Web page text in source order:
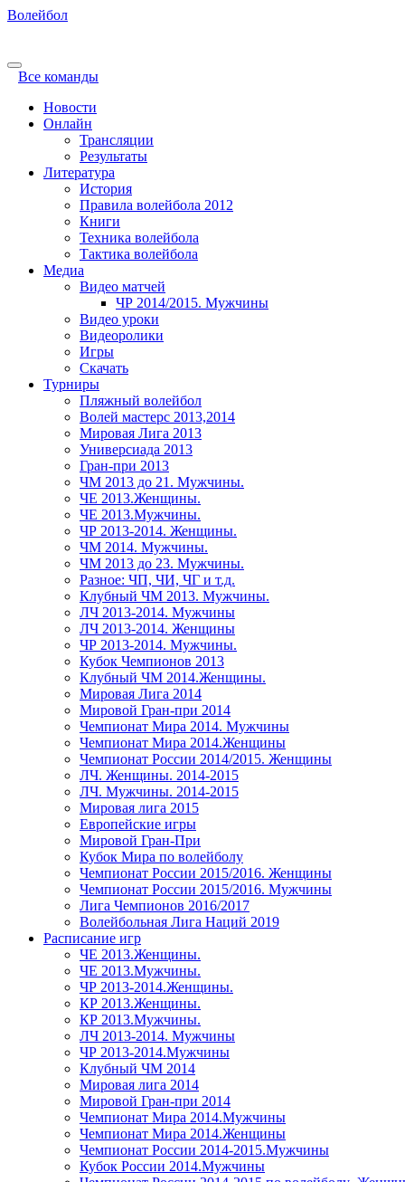
Волейбол
Все команды
Новости
Онлайн
Трансляции
Результаты
Литература
История
Правила волейбола 2012
Книги
Техника волейбола
Тактика волейбола
Медиа
Видео матчей
ЧР 2014/2015. Мужчины
Видео уроки
Видеоролики
Игры
Скачать
Турниры
Пляжный волейбол
Волей мастерс 2013,2014
Мировая Лига 2013
Универсиада 2013
Гран-при 2013
ЧМ 2013 до 21. Мужчины.
ЧЕ 2013.Женщины.
ЧЕ 2013.Мужчины.
ЧР 2013-2014. Женщины.
ЧМ 2014. Мужчины.
ЧМ 2013 до 23. Мужчины.
Разное: ЧП, ЧИ, ЧГ и т.д.
Клубный ЧМ 2013. Мужчины.
ЛЧ 2013-2014. Мужчины
ЛЧ 2013-2014. Женщины
ЧР 2013-2014. Мужчины.
Кубок Чемпионов 2013
Клубный ЧМ 2014.Женщины.
Мировая Лига 2014
Мировой Гран-при 2014
Чемпионат Мира 2014. Мужчины
Чемпионат Мира 2014.Женщины
Чемпионат России 2014/2015. Женщины
ЛЧ. Женщины. 2014-2015
ЛЧ. Мужчины. 2014-2015
Мировая лига 2015
Европейские игры
Мировой Гран-При
Кубок Мира по волейболу
Чемпионат России 2015/2016. Женщины
Чемпионат России 2015/2016. Мужчины
Лига Чемпионов 2016/2017
Волейбольная Лига Наций 2019
Расписание игр
ЧЕ 2013.Женщины.
ЧЕ 2013.Мужчины.
ЧР 2013-2014.Женщины.
КР 2013.Женщины.
КР 2013.Мужчины.
ЛЧ 2013-2014. Мужчины
ЧР 2013-2014.Мужчины
Клубный ЧМ 2014
Мировая лига 2014
Мировой Гран-при 2014
Чемпионат Мира 2014.Мужчины
Чемпионат Мира 2014.Женщины
Чемпионат России 2014-2015.Мужчины
Кубок России 2014.Мужчины